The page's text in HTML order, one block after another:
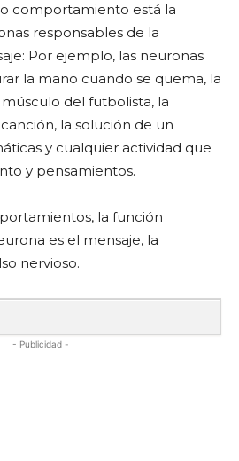
comportamiento está la
responsables de la
Por ejemplo, las neuronas
la mano cuando se quema, la
del futbolista, la
la solución de un
y cualquier actividad que
y pensamientos.
la función
es el mensaje, la
nervioso.
- Publicidad -